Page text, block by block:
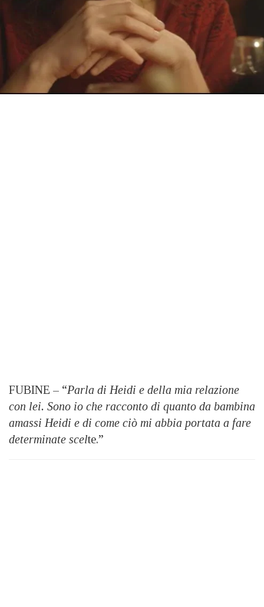
FUBINE – “Parla di Heidi e della mia relazione
con lei. Sono io che racconto di quanto da bambina
amassi Heidi e di come ciò mi abbia portata a fare
determinate scelte.”